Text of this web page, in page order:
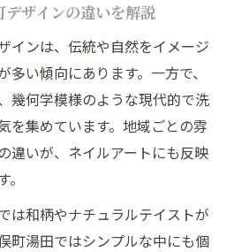
ザインの違いを解説
インは、伝統や自然をイメージ
多い傾向にあります。一方で、
幾何学模様のような現代的で洗
を集めています。地域ごとの雰
違いが、ネイルアートにも反映
は和柄やナチュラルテイストが
町湯田ではシンプルな中にも個